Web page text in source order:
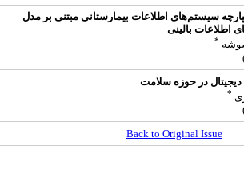
سیستم‌های اطلاعات بیمارستانی مبتنی بر مدل
بالینی
در حوزه سلامت
Back to Original Issue